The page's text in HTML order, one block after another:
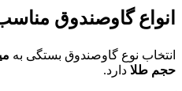
انواع گاوصندوق
انتخاب نوع گاوصندوق بستگی به
حجم طلا دارد.